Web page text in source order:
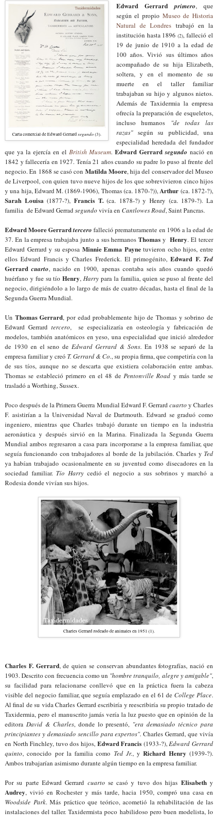
Carta comercial de Edward Gerrard segundo(3).
Edward Gerrard primero, que
según el propio Museo de Historia
Natural de Londres trabajó en la
institución hasta 1896(2), falleció el
19 de junio de 1910 a la edad de
100 años. Vivió sus últimos años
acompañado de su hija Elizabeth,
soltera, y en el momento de su
muerte en el taller familiar
trabajaban su hijo y algunos nietos.
Además de Taxidermia la empresa
ofrecía la preparación de esqueletos,
incluso humanos
"de todas las
razas"según su publicidad, una
especialidad heredada del fundador
que ya la ejercía en el British Museum.Edward Gerrardsegundo nació en
1842 y fallecería en 1927. Tenía 21 años cuando su padre lo puso al frente del
negocio. En 1868 se casó con Matilda Moore, hija del conservador del Museo
de Liverpool, con quien tuvo nueve hijos de los que sobrevivieron cinco hijos
y una hija, Edward M. (1869-1906), Thomas (ca. 1870-?)), Arthur (ca. 1872-?),
Sarah Louisa (1877-?), Francis T.(ca. 1878-?) y Henry (ca. 1879-?). La
familia de Edward Gerrad segundo vivía en Cantlowes Road, Saint Pancras.
Edward Moore Gerrardtercero falleció prematuramente en 1906 a la edad de
37. En la empresa trabajaba junto a sus hermanosThomas yHenry. El tercer
Edward Gerrard y su esposa Minnie Emma Paynetuvieron ocho hijos, entre
ellos Edward Francis y Charles Frederick. El primogénito,Edward F. Ted
Gerrard cuarto, nacido en 1900, apenas contaba seis años cuando quedó
huérfano y fue su tíoHenry, Harry para la familia, quien se puso al frente del
negocio, dirigiéndolo a lo largo de más de cuatro décadas, hasta el final de la
Segunda Guerra Mundial.
Un Thomas Gerrard, por edad probablemente hijo de Thomas y sobrino de
Edward Gerrard tercero, se especializaría en osteología y fabricación de
modelos, también anatómicos en yeso, una especialidad que inició alrededor
de 1930 en el seno de Edward Gerrard & Sons. En 1938 se separó de la
empresa familiar y creó T. Gerrard & Co., su propia firma, que competiría con la
de sus tíos, aunque no se descarta que existiera colaboración entre ambas.
Thomas se estableció primero en el 48 de Pentonville Road y más tarde se
trasladó a Worthing, Sussex.
Poco después de la Primera Guerra Mundial Edward F. Gerrard cuarto y Charles
F. asistirían a la Universidad Naval de Dartmouth. Edward se graduó como
ingeniero, mientras que Charles trabajó durante un tiempo en la industria
aeronáutica y después sirvió en la Marina. Finalizada la Segunda Guerra
Mundial ambos regresaron a casa para incorporarse a la empresa familiar, que
seguía funcionando con trabajadores al borde de la jubilación. Charles y Ted
ya habían trabajado ocasionalmente en su juventud como disecadores en la
sociedad familiar. Tío Harry cedió el negocio a sus sobrinos y marchó a
Rodesia donde vivían sus hijos.
Charles Gerrard rodeado de animales en 1951 (1).
Charles F. Gerrard, de quien se conservan abundantes fotografías, nació en
1903. Descrito con frecuencia como un "hombre tranquilo, alegre y amigable",
su facilidad para relacionarse conllevó que en la práctica fuera la cabeza
visible del negocio familiar, que seguía emplazado en el 61 deCollege Place.
Al final de su vida Charles Gerrard escribiría y reescribiría su propio tratado de
Taxidermia, pero el manuscrito jamás vería la luz puesto que en opinión de la
editora David & Charles, donde lo presentó, "era demasiado técnico para
principiantes y demasiado sencillo para expertos". Charles Gerrard, que vivía
en North Finchley, tuvo dos hijos, Edward Francis (1933-?),Edward Gerrard
quinto, conocido por la familia como Ted Jr., yRichard Henry (1939-?).
Ambos trabajarían asimismo durante algún tiempo en la empresa familiar.
Por su parte Edward Gerrard cuarto se casó y tuvo dos hijas Elisabethy
Audrey, vivió en Rochester y más tarde, hacia 1950, compró una casa en
Woodside Park. Más práctico que teórico, acometió la rehabilitación de las
instalaciones del taller. Taxidermista poco habilidoso pero buen modelista, lo